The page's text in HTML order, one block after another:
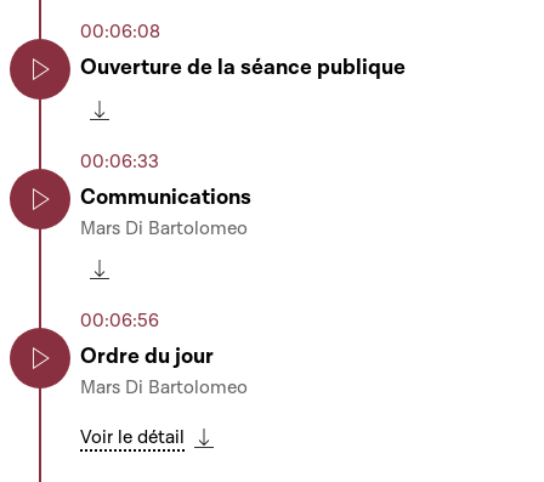
00:06:08
Ouverture de la séance publique
00:06:33
Communications
Mars Di Bartolomeo
00:06:56
Ordre du jour
Mars Di Bartolomeo
Voir le détail